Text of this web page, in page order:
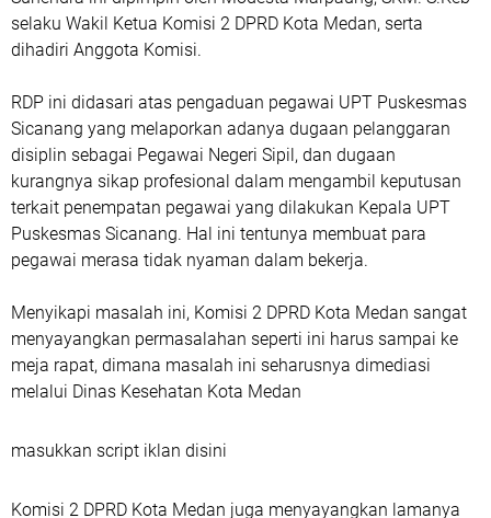
selaku Wakil Ketua Komisi 2 DPRD Kota Medan, serta
dihadiri Anggota Komisi.
RDP ini didasari atas pengaduan pegawai UPT Puskesmas
Sicanang yang melaporkan adanya dugaan pelanggaran
disiplin sebagai Pegawai Negeri Sipil, dan dugaan
kurangnya sikap profesional dalam mengambil keputusan
terkait penempatan pegawai yang dilakukan Kepala UPT
Puskesmas Sicanang. Hal ini tentunya membuat para
pegawai merasa tidak nyaman dalam bekerja.
Menyikapi masalah ini, Komisi 2 DPRD Kota Medan sangat
menyayangkan permasalahan seperti ini harus sampai ke
meja rapat, dimana masalah ini seharusnya dimediasi
melalui Dinas Kesehatan Kota Medan
masukkan script iklan disini
Komisi 2 DPRD Kota Medan juga menyayangkan lamanya